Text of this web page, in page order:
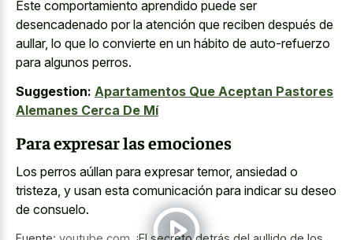
Este comportamiento aprendido puede ser
desencadenado por la atención que reciben después de
aullar, lo que lo convierte en un hábito de auto-refuerzo
para algunos perros.
Suggestion: Apartamentos Que Aceptan Pastores
Alemanes Cerca De Mí
Para expresar las emociones
Los perros aúllan para expresar temor, ansiedad o
tristeza, y usan esta comunicación para indicar su deseo
de consuelo.